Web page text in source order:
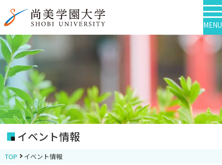
MENU
イベント情報
TOP イベント情報